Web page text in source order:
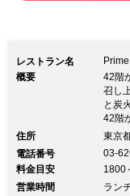
レストラン名
概要
42階
召し
と炭
42階
召し
ワイ
です
びい
住所
東京
電話番号
03-
料金目安
1800
営業時間
ラン